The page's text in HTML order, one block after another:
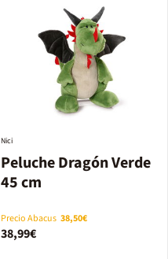
Peluche Dragón Verde
45 cm
Nici
Precio Abacus 38,50€
38,99€